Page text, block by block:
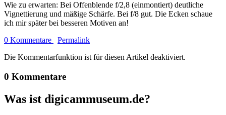
Wie zu erwarten: Bei Offenblende f/2,8 (einmontiert) deutliche
Vignettierung und mäßige Schärfe. Bei f/8 gut. Die Ecken schaue
ich mir später bei besseren Motiven an!
0 Kommentare
Permalink
Die Kommentarfunktion ist für diesen Artikel deaktiviert.
0 Kommentare
Was ist digicammuseum.de?